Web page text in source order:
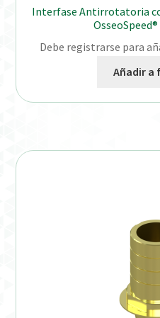
Interfase Antirrotatoria
Debe registrarse para
Añadir a